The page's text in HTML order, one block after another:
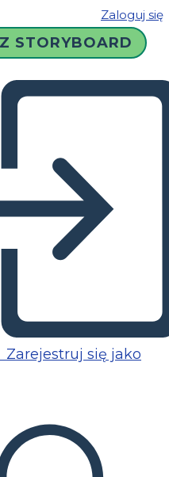
Zaloguj się
STORYBOARD
Zarejestruj się jako